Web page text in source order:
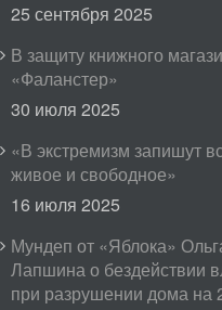
25 сентября 2025
В защиту книжного
«Фаланстер»
30 июля 2025
«В экстремизм запишут
живое и свободное»
16 июля 2025
Мундеп от «Яблока»
Лапшина о бездействии
при разрушении дома на